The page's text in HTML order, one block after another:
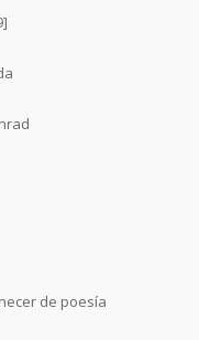
de poesía